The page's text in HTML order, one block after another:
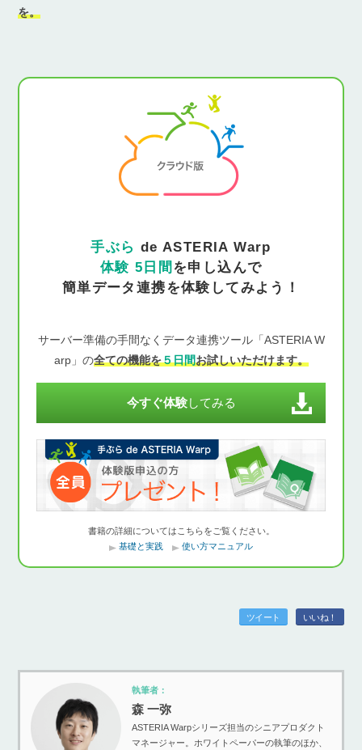
を。
手ぶら de ASTERIA Warp
体験 5日間 を申し込んで
簡単データ連携を体験してみよう！
サーバー準備の手間なくデータ連携ツール「ASTERIA W
arp」の全ての機能を５日間お試しいただけます。
今すぐ体験してみる
書籍の詳細についてはこちらをご覧ください。
基礎と実践
使い方マニュアル
ツイート いいね！
執筆者：
森 一弥
ASTERIA Warpシリーズ担当のシニアプロダクト
マネージャー。ホワイトペーパーの執筆のほか、